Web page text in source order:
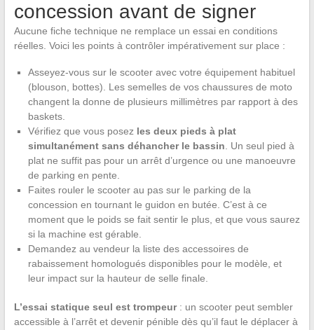
concession avant de signer
Aucune fiche technique ne remplace un essai en conditions
réelles. Voici les points à contrôler impérativement sur place :
Asseyez-vous sur le scooter avec votre équipement habituel
(blouson, bottes). Les semelles de vos chaussures de moto
changent la donne de plusieurs millimètres par rapport à des
baskets.
Vérifiez que vous posez les deux pieds à plat
simultanément sans déhancher le bassin. Un seul pied à
plat ne suffit pas pour un arrêt d’urgence ou une manoeuvre
de parking en pente.
Faites rouler le scooter au pas sur le parking de la
concession en tournant le guidon en butée. C’est à ce
moment que le poids se fait sentir le plus, et que vous saurez
si la machine est gérable.
Demandez au vendeur la liste des accessoires de
rabaissement homologués disponibles pour le modèle, et
leur impact sur la hauteur de selle finale.
L’essai statique seul est trompeur: un scooter peut sembler
accessible à l’arrêt et devenir pénible dès qu’il faut le déplacer à